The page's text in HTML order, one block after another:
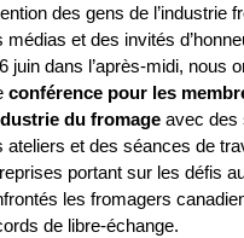
des gens de l’industrie
médias et des invités
juin dans l’après-midi, nous
conférence pour les
du fromage avec des
ateliers et des séances de
portant sur les défis
les fromagers
de libre-échange.